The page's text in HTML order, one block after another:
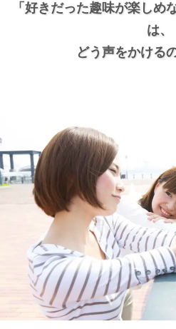
「好きだった趣味が楽しめ
は、
どう声をかける